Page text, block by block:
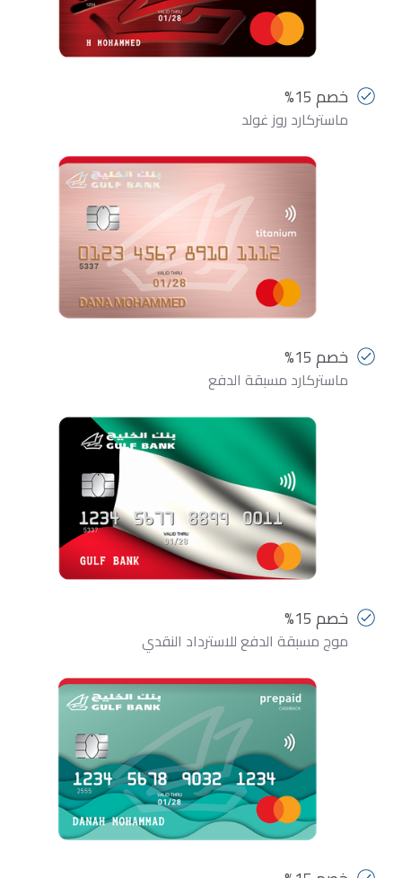
خصم 15%
ماستركارد روز غولد
خصم 15%
ماستركارد مسبقة الدفع
خصم 15%
موج مسبقة الدفع للاسترداد النقدي